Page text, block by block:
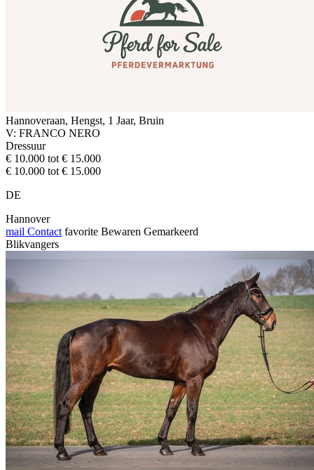
Hannoveraan, Hengst, 1 Jaar, Bruin
V: FRANCO NERO
Dressuur
€ 10.000 tot € 15.000
€ 10.000 tot € 15.000
DE
Hannover
mail Contact favorite Bewaren Gemarkeerd
Blikvangers